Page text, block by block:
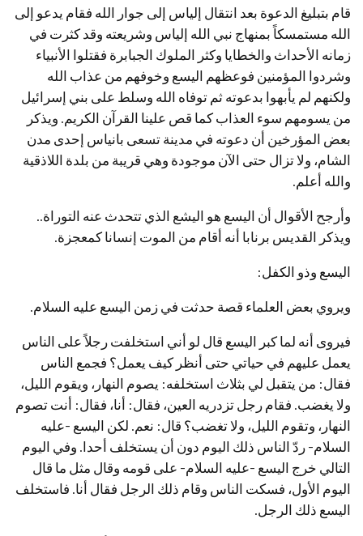
قام بتبليغ الدعوة بعد انتقال إلياس إلى جوار الله فقام يدعو إلى
الله مستمسكاً بمنهاج نبي الله إلياس وشريعته وقد كثرت في
زمانه الأحداث والخطايا وكثر الملوك الجبابرة فقتلوا الأنبياء
وشردوا المؤمنين فوعظهم اليسع وخوفهم من عذاب الله
ولكنهم لم يأبهوا بدعوته ثم توفاه الله وسلط على بني إسرائيل
من يسومهم سوء العذاب كما قص علينا القرآن الكريم. ويذكر
بعض المؤرخين أن دعوته في مدينة تسعى بانياس إحدى مدن
الشام، ولا تزال حتى الآن موجودة وهي قريبة من بلدة اللاذقية
والله أعلم.
وأرجح الأقوال أن اليسع هو اليشع الذي تتحدث عنه التوراة..
ويذكر القديس برنابا أنه أقام من الموت إنسانا كمعجزة.
اليسع وذو الكفل:
ويروي بعض العلماء قصة حدثت في زمن اليسع عليه السلام.
فيروى أنه لما كبر اليسع قال لو أني استخلفت رجلاً على الناس
يعمل عليهم في حياتي حتى أنظر كيف يعمل؟ فجمع الناس
فقال: من يتقبل لي بثلاث استخلفه: يصوم النهار، ويقوم الليل،
ولا يغضب. فقام رجل تزدريه العين، فقال: أنا، فقال: أنت تصوم
النهار، وتقوم الليل، ولا تغضب؟ قال: نعم. لكن اليسع -عليه
السلام- ردّ الناس ذلك اليوم دون أن يستخلف أحدا. وفي اليوم
التالي خرج اليسع -عليه السلام- على قومه وقال مثل ما قال
اليوم الأول، فسكت الناس وقام ذلك الرجل فقال أنا. فاستخلف
اليسع ذلك الرجل.